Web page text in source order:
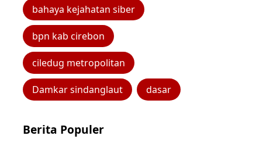
bahaya kejahatan siber
bpn kab cirebon
ciledug metropolitan
Damkar sindanglaut dasar
Berita Populer